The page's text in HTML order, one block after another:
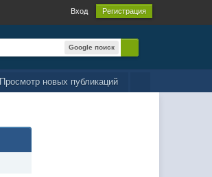
Вход Регистрация
Google поиск
Просмотр новых публикаций